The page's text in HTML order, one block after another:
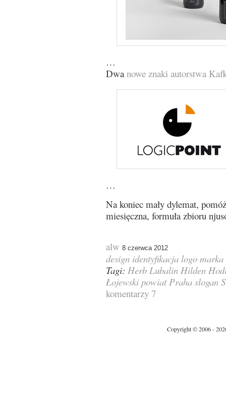
…
Dwanowe znaki autorstwa
…
Na koniec mały dylemat,
miesięczna, formuła zbioru
alw 8 czerwca 2012
design identyfikacja logo marka
Tagi: Herb Lubalin Hilden
Łojewski powiat Praha slogan
komentarzy 7
Copyright © 2006 -